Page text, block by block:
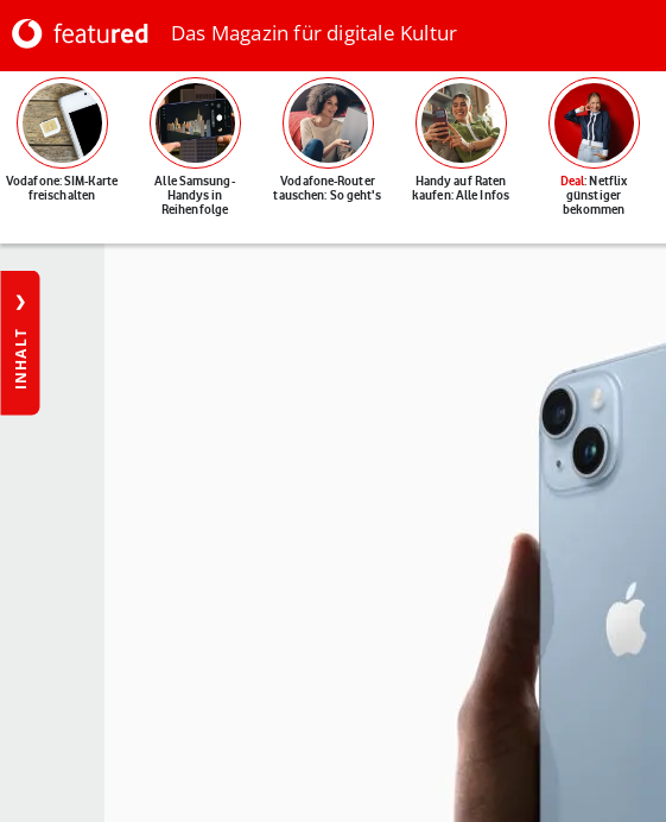
Das Magazin für digitale Kultur
Vodafone: SIM-Karte
freischalten
Alle Samsung-
Handys in
Reihenfolge
Vodafone-Router
tauschen: So geht's
Handy auf Raten
kaufen: Alle Infos
Deal: Netflix
günstiger
bekommen
INHALT